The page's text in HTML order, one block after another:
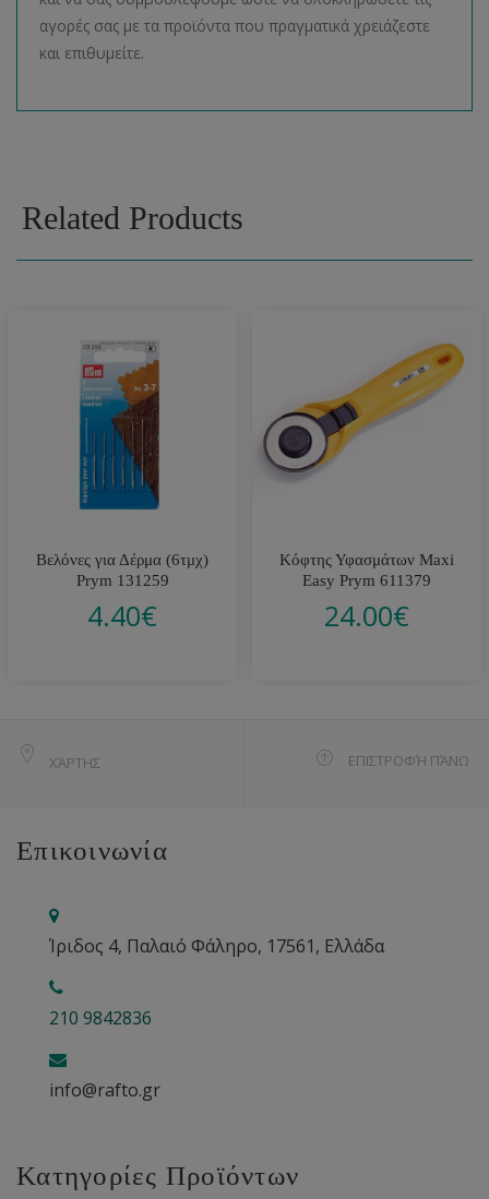
αγορές σας με τα προϊόντα που πραγματικά χρειάζεστε
και επιθυμείτε.
Related Products
Βελόνες για Δέρμα (6τμχ)
Prym 131259
4.40€
Κόφτης Υφασμάτων Maxi
Easy Prym 611379
24.00€
ΧΆΡΤΗΣ ΕΠΙΣΤΡΟΦΉ ΠΆΝΩ
Επικοινωνία
Ίριδος 4, Παλαιό Φάληρο, 17561, Ελλάδα
210 9842836
info@rafto.gr
Κατηγορίες Προϊόντων